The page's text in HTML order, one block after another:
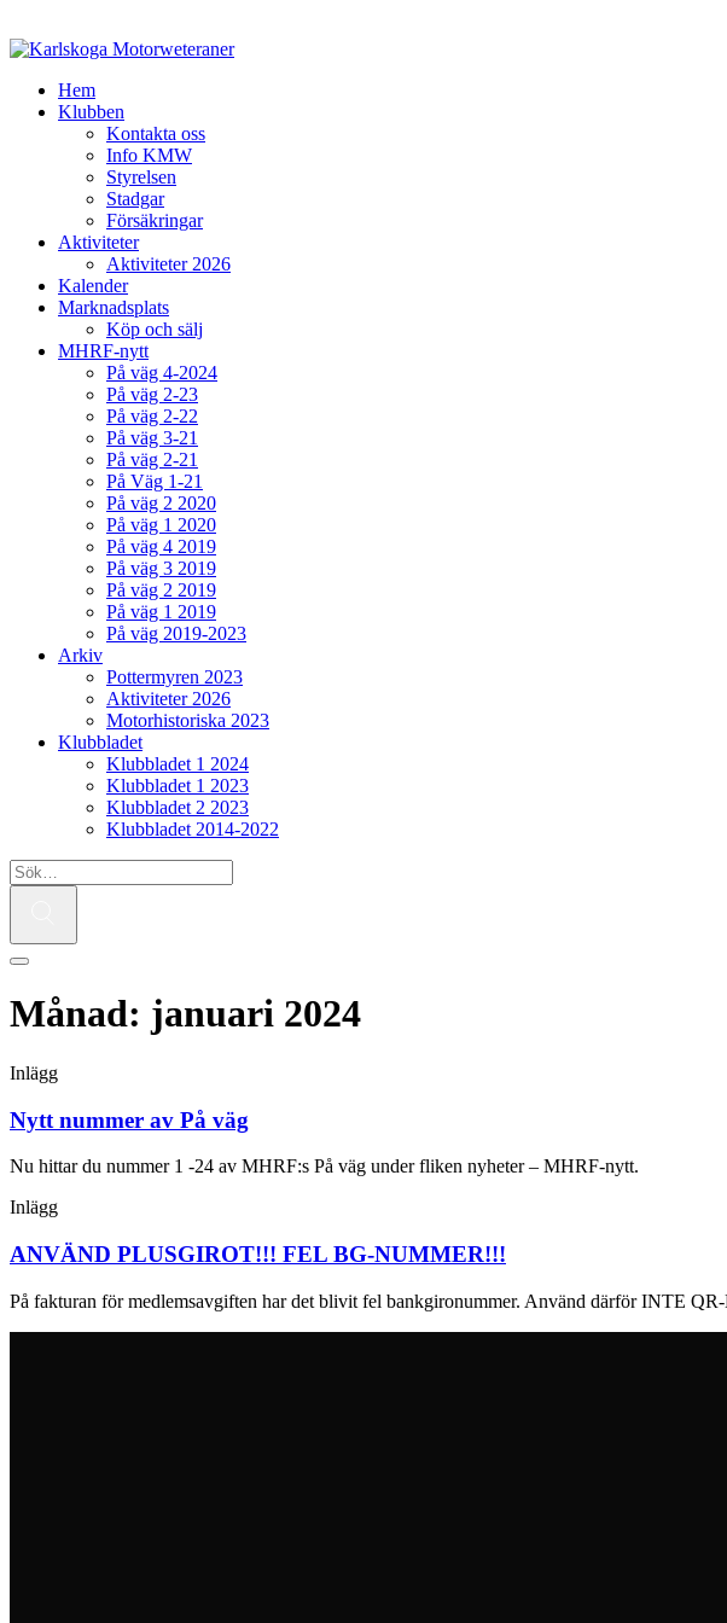
Hem
Klubben
Kontakta oss
Info KMW
Styrelsen
Stadgar
Försäkringar
Aktiviteter
Aktiviteter 2026
Kalender
Marknadsplats
Köp och sälj
MHRF-nytt
På väg 4-2024
På väg 2-23
På väg 2-22
På väg 3-21
På väg 2-21
På Väg 1-21
På väg 2 2020
På väg 1 2020
På väg 4 2019
På väg 3 2019
På väg 2 2019
På väg 1 2019
På väg 2019-2023
Arkiv
Pottermyren 2023
Aktiviteter 2026
Motorhistoriska 2023
Klubbladet
Klubbladet 1 2024
Klubbladet 1 2023
Klubbladet 2 2023
Klubbladet 2014-2022
Månad: januari 2024
Inlägg
Nytt nummer av På väg
Nu hittar du nummer 1 -24 av MHRF:s På väg under fliken nyheter – MHRF-nytt.
Inlägg
ANVÄND PLUSGIROT!!! FEL BG-NUMMER!!!
På fakturan för medlemsavgiften har det blivit fel bankgironummer. Använd därför INTE